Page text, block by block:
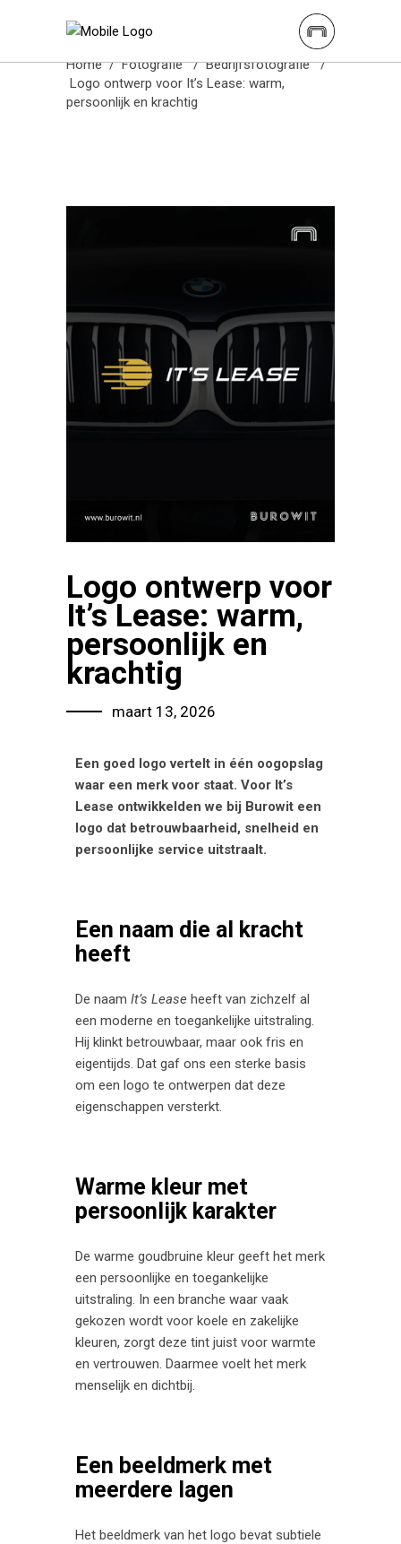
Burowit
Home/Fotografie /Bedrijfsfotografie /
Logo ontwerp voor It’s Lease: warm,
persoonlijk en krachtig
Logo ontwerp voor
It’s Lease: warm,
persoonlijk en
krachtig
maart 13, 2026
Een goed logo vertelt in één oogopslag
waar een merk voor staat. Voor It’s
Lease ontwikkelden we bij Burowit een
logo dat betrouwbaarheid, snelheid en
persoonlijke service uitstraalt.
Een naam die al kracht
heeft
De naam It’s Lease heeft van zichzelf al
een moderne en toegankelijke uitstraling.
Hij klinkt betrouwbaar, maar ook fris en
eigentijds. Dat gaf ons een sterke basis
om een logo te ontwerpen dat deze
eigenschappen versterkt.
Warme kleur met
persoonlijk karakter
De warme goudbruine kleur geeft het merk
een persoonlijke en toegankelijke
uitstraling. In een branche waar vaak
gekozen wordt voor koele en zakelijke
kleuren, zorgt deze tint juist voor warmte
en vertrouwen. Daarmee voelt het merk
menselijk en dichtbij.
Een beeldmerk met
meerdere lagen
Het beeldmerk van het logo bevat subtiele